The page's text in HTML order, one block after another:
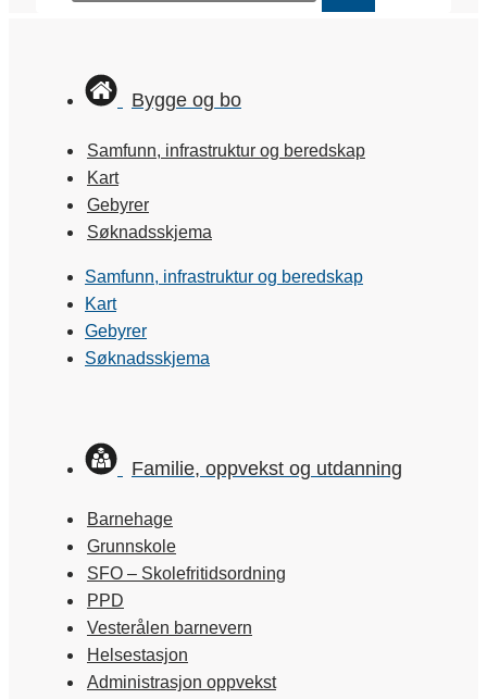
Bygge og bo
Samfunn, infrastruktur og beredskap
Kart
Gebyrer
Søknadsskjema
Samfunn, infrastruktur og beredskap
Kart
Gebyrer
Søknadsskjema
Familie, oppvekst og utdanning
Barnehage
Grunnskole
SFO – Skolefritidsordning
PPD
Vesterålen barnevern
Helsestasjon
Administrasjon oppvekst